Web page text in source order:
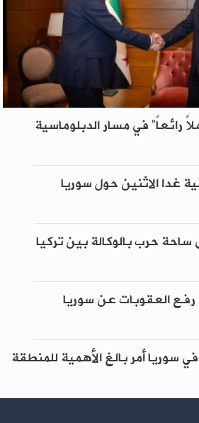
رائعاً” في مسار الدبلوماسية
غدا الاثنين حول سوريا
ساحة حرب بالوكالة بين تركيا
العقوبات عن سوريا
في سوريا أمر بالغ الأهمية للمنطقة